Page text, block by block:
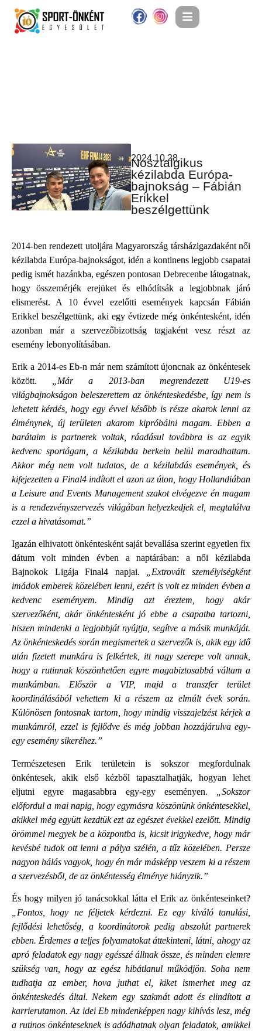
2024.10.28.
Nosztalgikus
kézilabda Európa-
bajnokság – Fábián
Erikkel
beszélgettünk
2014-ben rendezett utoljára Magyarország társházigazdaként női
kézilabda Európa-bajnokságot, idén a kontinens legjobb csapatai
pedig ismét hazánkba, egészen pontosan Debrecenbe látogatnak,
hogy összemérjék erejüket és elhódítsák a legjobbnak járó
elismerést. A 10 évvel ezelőtti események kapcsán Fábián
Erikkel beszélgettünk, aki egy évtizede még önkéntesként, idén
azonban már a szervezőbizottság tagjaként vesz részt az
esemény lebonyolításában.
Erik a 2014-es Eb-n már nem számított újoncnak az önkéntesek
között.
„Már a 2013-ban megrendezett U19-es
világbajnokságon beleszerettem az önkénteskedésbe, így nem is
lehetett kérdés, hogy egy évvel később is része akarok lenni az
élménynek, új területen akarom kipróbálni magam. Ebben a
barátaim is partnerek voltak, ráadásul továbbra is az egyik
kedvenc sportágam, a kézilabda berkein belül maradhattam.
Akkor még nem volt tudatos, de a kézilabdás események, és
kifejezetten a Final4 indított el azon az úton, hogy Hollandiában
a Leisure and Events Management szakot elvégezve én magam
is a rendezvényszervezés világában helyezkedjek el, megtalálva
ezzel a hivatásomat.”
Igazán elhivatott önkéntesként saját bevallása szerint egyetlen fix
dátum volt minden évben a naptárában: a női kézilabda
Bajnokok Ligája Final4 napjai. „Extrovált személyiségként
imádok emberek közelében lenni, ezért is volt ez minden évben a
kedvenc eseményem. Mindig azt éreztem, hogy akár
szervezőként, akár önkéntesként jó ebbe a csapatba tartozni,
hiszen mindenki a legjobbját nyújtja, segítve a másik munkáját.
Az önkénteskedés során megismertek a szervezők is, akik egy idő
után fizetett munkára is felkértek, itt nagy szerepe volt annak,
hogy a rutinnak köszönhetően egyre magabiztosabbá váltam a
munkámban. Először a VIP, majd a transzfer terület
koordinálásából vehettem ki a részem az elmúlt évek során.
Különösen fontosnak tartom, hogy mindig visszajelzést kérjek a
munkámról, ezzel is fejlődve és még jobban hozzájárulva egy-
egy esemény sikeréhez.”
Természetesen Erik területein is sokszor megfordulnak
önkéntesek, akik első kézből tapasztalhatják, hogyan lehet
eljutni egyre magasabbra egy-egy eseményen.
„Sokszor
előfordul a mai napig, hogy egymásra köszönünk önkéntesekkel,
akikkel még együtt kezdtük ezt az egészet évekkel ezelőtt. Mindig
örömmel megyek be a központba is, kicsit irigykedve, hogy már
kevésbé tudok ott lenni a pálya szélén, a tűz közelében. Persze
nagyon hálás vagyok, hogy én már másképp veszem ki a részem
a szervezésből, de az önkéntesség élménye hiányzik.”
És hogy milyen jó tanácsokkal látta el Erik az önkénteseinket?
„Fontos, hogy ne féljetek kérdezni. Ez egy kiváló tanulási,
fejlődési lehetőség, a koordinátorok pedig abszolút partnerek
ebben. Érdemes a teljes folyamatokat áttekinteni, látni, ahogy az
apró feladatok egy nagy egésszé állnak össze, és minden elemre
szükség van, hogy az egész hibátlanul működjön. Soha nem
tudhatja az ember, hova juthat el, kiket ismerhet meg az
önkénteskedés által. Nekem egy szakmát adott és elindított a
karrierutamon. Az idei Eb mindenképpen nagy kihívás lesz, még
a rutinos önkénteseknek is adódhatnak olyan feladatok, amikkel